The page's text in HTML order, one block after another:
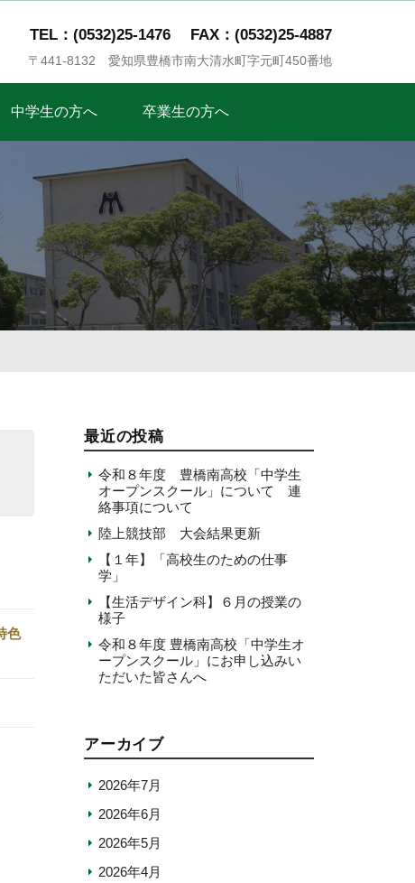
TEL：(0532)25-1476 FAX：(0532)25-4887
〒441-8132 愛知県豊橋市南大清水町字元町450番地
中学生の方へ 卒業生の方へ
色
最近の投稿
令和８年度 豊橋南高校「中学生
オープンスクール」について 連
絡事項について
陸上競技部 大会結果更新
【１年】「高校生のための仕事
学」
【生活デザイン科】６月の授業の
様子
令和８年度 豊橋南高校「中学生オ
ープンスクール」にお申し込みい
ただいた皆さんへ
アーカイブ
2026年7月
2026年6月
2026年5月
2026年4月